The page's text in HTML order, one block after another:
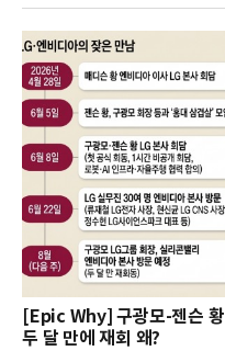
[Epic Why] 구광모-젠슨 황
두 달 만에 재회 왜?